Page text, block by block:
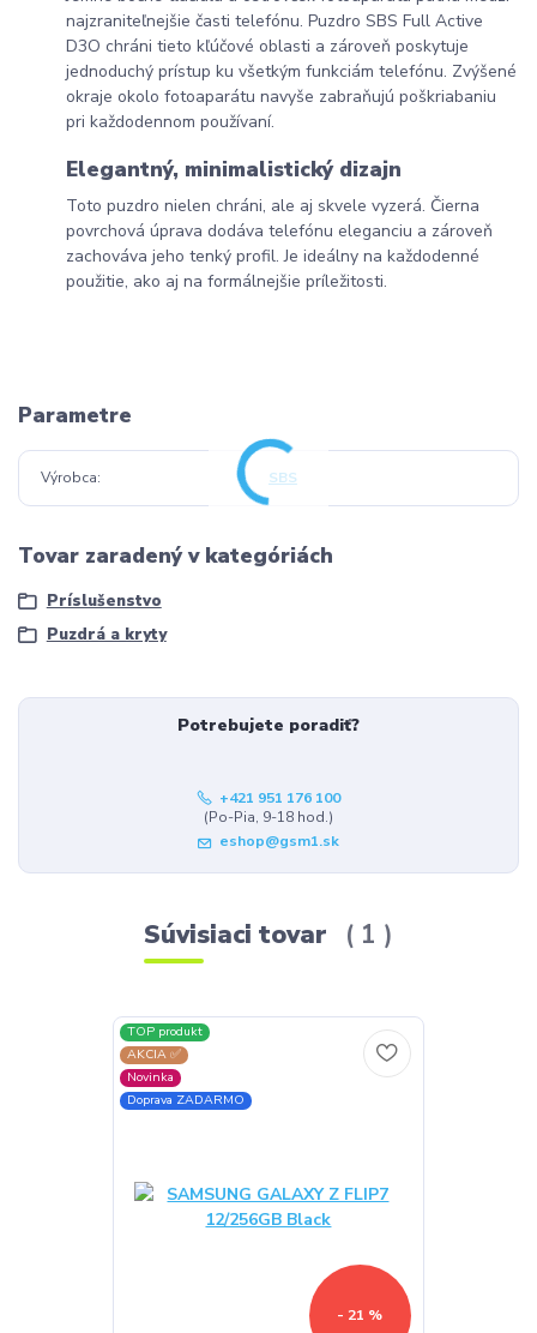
najzraniteľnejšie časti telefónu. Puzdro SBS Full Active
D3O chráni tieto kľúčové oblasti a zároveň poskytuje
jednoduchý prístup ku všetkým funkciám telefónu. Zvýšené
okraje okolo fotoaparátu navyše zabraňujú poškriabaniu
pri každodennom používaní.
Elegantný, minimalistický dizajn
Toto puzdro nielen chráni, ale aj skvele vyzerá. Čierna
povrchová úprava dodáva telefónu eleganciu a zároveň
zachováva jeho tenký profil. Je ideálny na každodenné
použitie, ako aj na formálnejšie príležitosti.
Parametre
Výrobca SBS
Tovar zaradený v kategóriách
Príslušenstvo
Puzdrá a kryty
Potrebujete poradiť?
+421 951 176 100
(Po-Pia, 9-18 hod.)
eshop@gsm1.sk
Súvisiaci tovar 1
TOP produkt
AKCIA ✅
Novinka
Doprava ZADARMO
- 21 %